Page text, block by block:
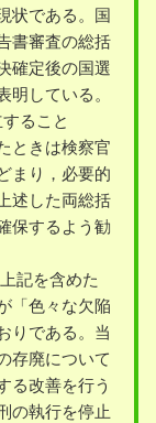
状である。国
書審査の総括
確定後の国選
している。
ること
ときは検察官
まり，必要的
述した両総括
保するよう勧
記を含めた
「色々な欠陥
りである。当
存廃について
る改善を行う
の執行を停止